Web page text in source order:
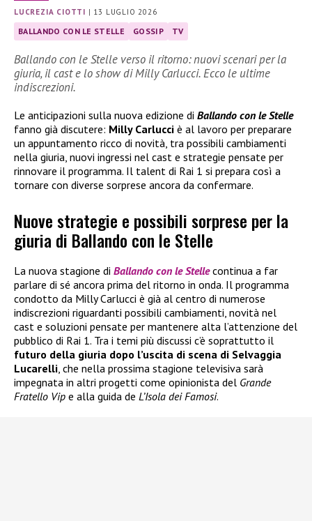
LUCREZIA CIOTTI | 13 LUGLIO 2026
BALLANDO CON LE STELLE GOSSIP TV
Ballando con le Stelle verso il ritorno: nuovi scenari per la
giuria, il cast e lo show di Milly Carlucci. Ecco le ultime
indiscrezioni.
Le anticipazioni sulla nuova edizione di Ballando con le Stelle
fanno già discutere: Milly Carlucci è al lavoro per preparare
un appuntamento ricco di novità, tra possibili cambiamenti
nella giuria, nuovi ingressi nel cast e strategie pensate per
rinnovare il programma. Il talent di Rai 1 si prepara così a
tornare con diverse sorprese ancora da confermare.
Nuove strategie e possibili sorprese per la
giuria di Ballando con le Stelle
La nuova stagione di Ballando con le Stellecontinua a far
parlare di sé ancora prima del ritorno in onda. Il programma
condotto da Milly Carlucci è già al centro di numerose
indiscrezioni riguardanti possibili cambiamenti, novità nel
cast e soluzioni pensate per mantenere alta l’attenzione del
pubblico di Rai 1. Tra i temi più discussi c’è soprattutto il
futuro della giuria dopo l’uscita di scena di Selvaggia
Lucarelli , che nella prossima stagione televisiva sarà
impegnata in altri progetti come opinionista del Grande
Fratello Vip e alla guida de L’Isola dei Famosi.